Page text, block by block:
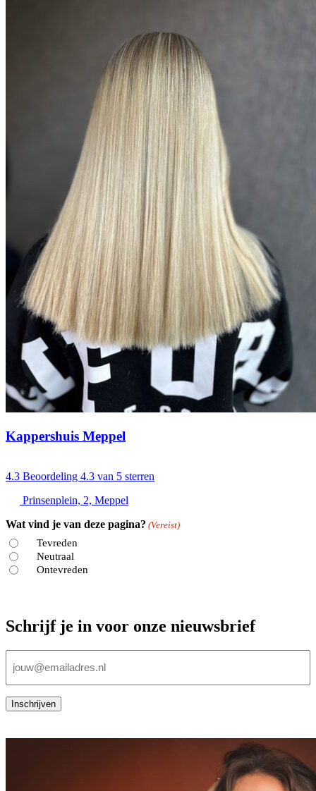
Kappershuis Meppel
4.3 Beoordeling 4.3 van 5 sterren
Prinsenplein, 2, Meppel
Wat vind je van deze pagina? (Vereist)
Tevreden
Neutraal
Ontevreden
Schrijf je in voor onze nieuwsbrief
mailadres
Inschrijven